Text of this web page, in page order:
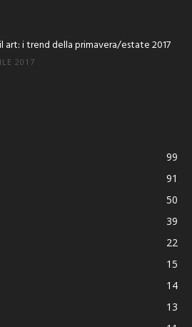
art: i trend della primavera/estate 2017
2017
99
91
50
39
22
15
14
13